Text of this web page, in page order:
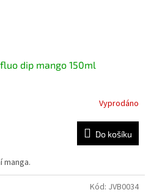
dip mango 150ml
Vyprodáno
Do košíku
manga.
Kód: JVB0034